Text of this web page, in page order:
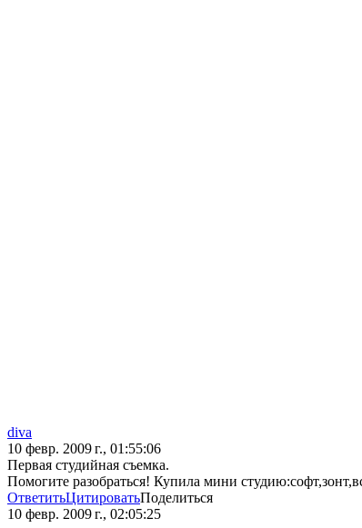
diva
10 февр. 2009 г., 01:55:06
Первая студийная съемка.
Помогите разобраться! Купила мини
ОтветитьЦитироватьПоделиться
10 февр. 2009 г., 02:05:25